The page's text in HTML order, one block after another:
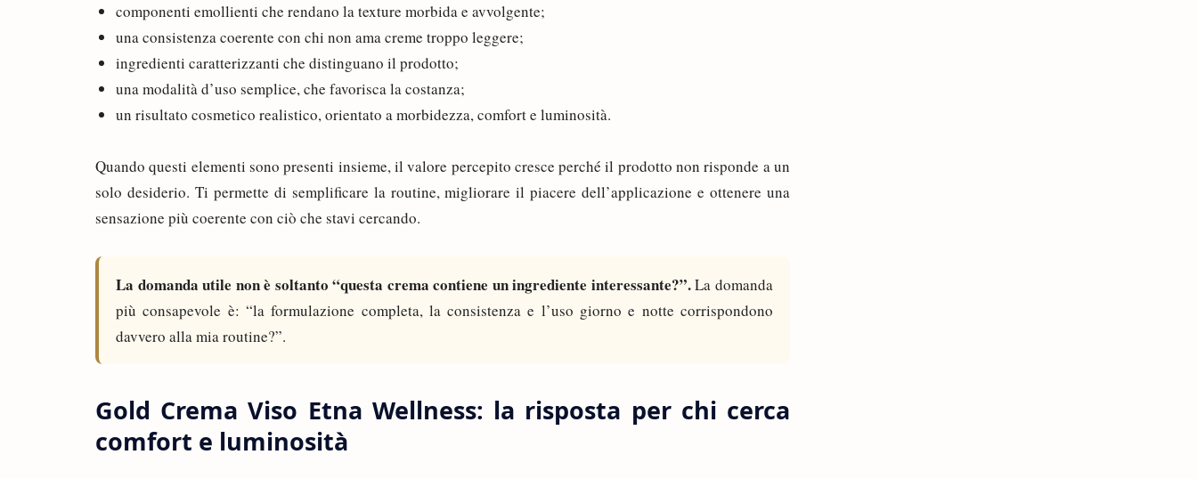
componenti emollienti che rendano la texture morbida e avvolgente;
una consistenza coerente con chi non ama creme troppo leggere;
ingredienti caratterizzanti che distinguano il prodotto;
una modalità d’uso semplice, che favorisca la costanza;
un risultato cosmetico realistico, orientato a morbidezza, comfort e luminosità.
Quando questi elementi sono presenti insieme, il valore percepito cresce perché il prodotto non risponde a un
solo desiderio. Ti permette di semplificare la routine, migliorare il piacere dell’applicazione e ottenere una
sensazione più coerente con ciò che stavi cercando.
La domanda utile non è soltanto “questa crema contiene un ingrediente interessante?”.La domanda
più consapevole è: “la formulazione completa, la consistenza e l’uso giorno e notte corrispondono
davvero alla mia routine?”.
Gold Crema Viso Etna Wellness: la risposta per chi cerca
comfort e luminosità